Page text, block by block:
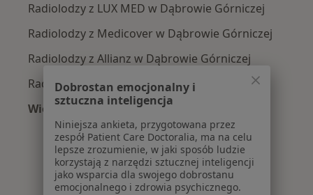
Radiolodzy z LUX MED w Dąbrowie Górniczej
Radiolodzy z Medicover w Dąbrowie Górniczej
Radiolodzy z Allianz w Dąbrowie Górniczej
Radiolodzy z NFZ w Dąbrowie Górniczej
Więcej (2)
Więcej w kategorii: Najpopularniejsze
Dobrostan emocjonalny i
sztuczna inteligencja
Niniejsza ankieta, przygotowana przez
zespół Patient Care Doctoralia, ma na celu
lepsze zrozumienie, w jaki sposób ludzie
korzystają z narzędzi sztucznej inteligencji
jako wsparcia dla swojego dobrostanu
emocjonalnego i zdrowia psychicznego.